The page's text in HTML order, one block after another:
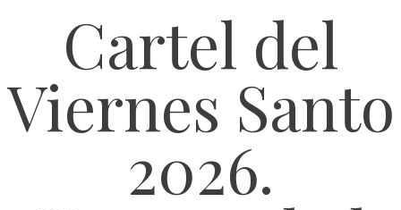
Cartel del
Viernes Santo
2026.